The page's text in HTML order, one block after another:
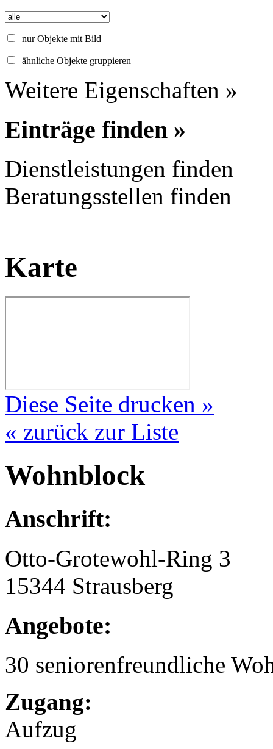
nur Objekte mit Bild
ähnliche Objekte gruppieren
Weitere Eigenschaften »
Einträge finden »
Dienstleistungen finden
Beratungsstellen finden
Karte
Diese Seite drucken »
« zurück zur Liste
Wohnblock
Anschrift:
Otto-Grotewohl-Ring 3
15344 Strausberg
Angebote:
30 seniorenfreundliche
Zugang:
Aufzug